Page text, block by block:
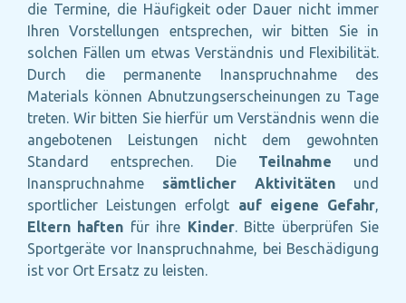
die Termine, die Häufigkeit oder Dauer nicht immer
Ihren Vorstellungen entsprechen, wir bitten Sie in
solchen Fällen um etwas Verständnis und Flexibilität.
Durch die permanente Inanspruchnahme des
Materials können Abnutzungserscheinungen zu Tage
treten. Wir bitten Sie hierfür um Verständnis wenn die
angebotenen Leistungen nicht dem gewohnten
Standard entsprechen. Die Teilnahme und
Inanspruchnahme sämtlicher Aktivitäten und
sportlicher Leistungen erfolgt auf eigene Gefahr,
Eltern haften für ihre Kinder. Bitte überprüfen Sie
Sportgeräte vor Inanspruchnahme, bei Beschädigung
ist vor Ort Ersatz zu leisten.